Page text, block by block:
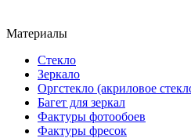
Материалы
Стекло
Зеркало
Оргстекло (акриловое
Багет для зеркал
Фактуры фотообоев
Фактуры фресок